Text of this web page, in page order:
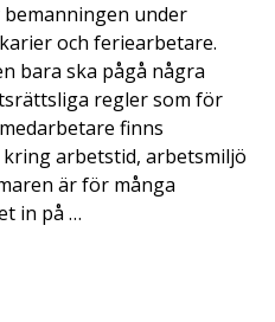
under
och feriearbetare.
bara ska pågå några
regler som för
finns
arbetstid, arbetsmiljö
är för många
in på …